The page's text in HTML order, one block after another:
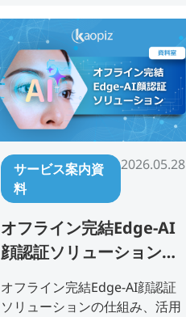
発 #業務アプリ開発 #業務改
善
#短期開発
サービス案内資
料
2026.05.28
オフライン完結Edge-AI
顔認証ソリューション資
料
オフライン完結Edge-AI顔認証
ソリューションの仕組み、活用